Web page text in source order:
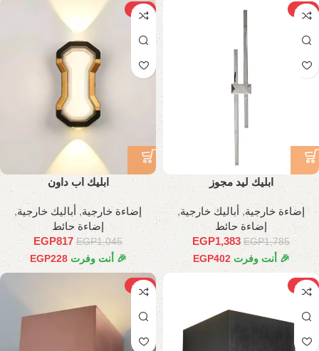
-23%
ابليك ليد مجوز
إضاءة خارجية, أباليك خارجية,
إضاءة حائط
EGP1,785
EGP1,383
🎉 أنت وفرت EGP402
-22%
ابليك اب داون
إضاءة خارجية, أباليك خارجية,
إضاءة حائط
EGP1,045
EGP817
🎉 أنت وفرت EGP228
-35%
-32%